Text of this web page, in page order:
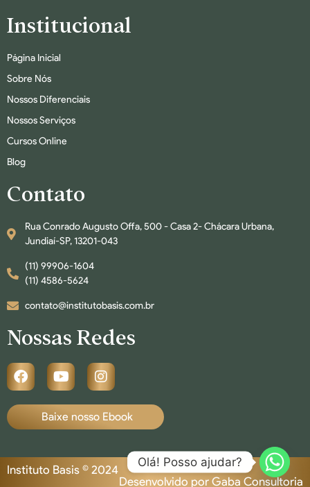
Institucional
Página Inicial
Sobre Nós
Nossos Diferenciais
Nossos Serviços
Cursos Online
Blog
Contato
Rua Conrado Augusto Offa, 500 - Casa 2- Chácara Urbana,
Jundiaí-SP, 13201-043
(11) 99906-1604
(11) 4586-5624
contato@institutobasis.com.br
Nossas Redes
Baixe nosso Ebook
Instituto Basis © 2024
Desenvolvido por Gaba Consultoria
Olá! Posso ajudar?